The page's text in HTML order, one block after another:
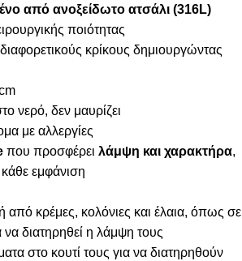
από ανοξείδωτο ατσάλι (316L)
ποιότητας
κρίκους δημιουργώντας
νερό, δεν μαυρίζει
με αλλεργίες
που προσφέρει λάμψη και χαρακτήρα,
εμφάνιση
από κρέμες, κολόνιες και έλαια, όπως σε
διατηρηθεί η λάμψη τους
στο κουτί τους για να διατηρηθούν